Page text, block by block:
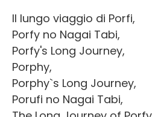
Il lungo viaggio di Porfi,
Porfy no Nagai Tabi,
Porfy's Long Journey,
Porphy,
Porphy`s Long Journey,
Porufi no Nagai Tabi,